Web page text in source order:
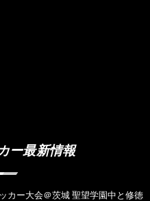
ー最新情報
カー大会＠茨城 聖望学園中と修徳